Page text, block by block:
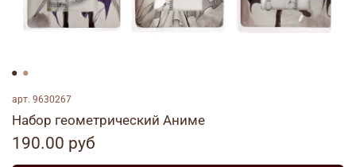
арт. 9630267
Набор геометрический Аниме
190.00 руб